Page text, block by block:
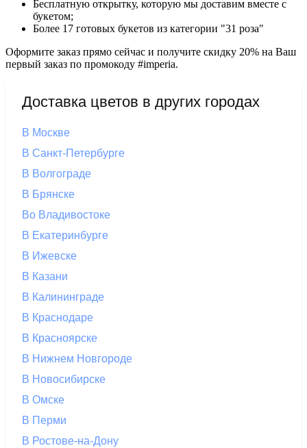
Бесплатную открытку, которую мы доставим вместе с
букетом;
Более 17 готовых букетов из категории "31 роза"
Оформите заказ прямо сейчас и получите скидку 20% на Ваш
первый заказ по промокоду #imperia.
Доставка цветов в других городах
В Москве
В Санкт-Петербурге
В Волгограде
В Брянске
Во Владивостоке
В Екатеринбурге
В Ижевске
В Казани
В Калининграде
В Краснодаре
В Красноярске
В Нижнем Новгороде
В Новосибирске
В Омске
В Перми
В Ростове-на-Дону